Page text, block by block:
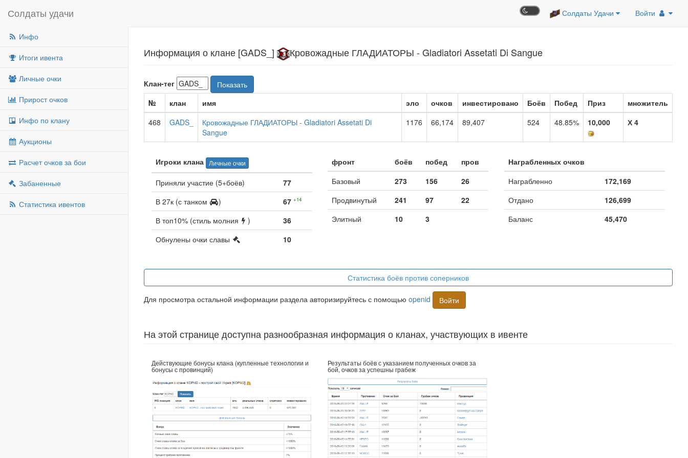
Солдаты удачи Солдаты Удачи Войти
Инфо
Итоги ивента
Личные очки
Прирост очков
Инфо по клану
Аукционы
Расчет очков за бои
Забаненные
Статистика ивентов
Информация о клане [GADS_] Кровожадные ГЛАДИАТОРЫ - Gladiatori Assetati Di Sangue
Клан-тег
Показать
№
клан имя эло очков инвестировано Боёв Побед Приз
множитель
468
GADS_
Кровожадные ГЛАДИАТОРЫ - Gladiatori Assetati Di
Sangue
1176 66,174 89,407 524 48.85% 10,000 Х 4
Игроки клана Личные очки
Приняли участие (5+боёв)
77
В 27к (с танком
) 67 +14
В топ10% (стиль молния )
36
Обнулены очки славы
10
фронт боёв побед
пров
Базовый
273 156
26
Продвинутый
241 97
22
Элитный
10 3
Награбленных очков
Награбленно
172,169
Отдано
126,699
Баланс
45,470
Статистика боёв против соперников
Для просмотра остальной информации раздела авторизируйтесь с помощью openid Войти
На этой странице доступна разнообразная информация о кланах, участвующих в ивенте
Действующие бонусы клана (купленные технологии и
бонусы с провинций)
Результаты боёв с указанием полученных очков за
бой, очков за успешны грабеж